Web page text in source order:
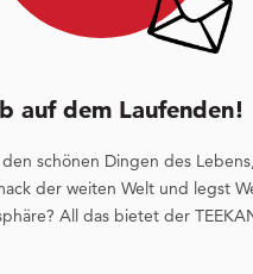
auf dem Laufenden!
schönen Dingen des
der weiten Welt und legst
All das bietet der